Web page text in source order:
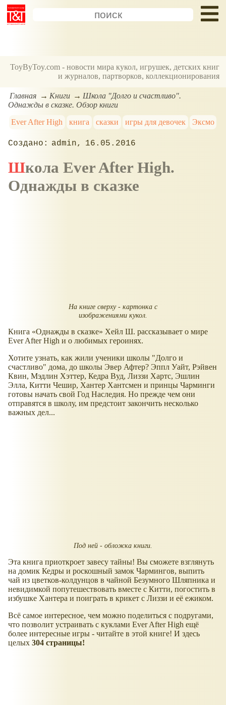
ToyByToy.com - новости мира кукол, игрушек, детских книг
и журналов, партворков, коллекционирования
Главная Книги
Школа "Долго и счастливо".
Однажды в сказке. Обзор книги
Ever After High
книга сказки игры для девочек Эксмо
admin 16.05.2016
Школа Ever After High.
Однажды в сказке
На книге сверху - картонка с
изображениями кукол.
Книга Однажды в сказке
Хейл Ш. рассказывает о мире
Ever After High и о любимых героинях.
Хотите узнать, как жили ученики школы "Долго и
счастливо" дома, до школы Эвер Афтер? Эппл Уайт, Рэйвен
Квин, Мэдлин Хэттер, Кедра Вуд, Лиззи Хартс, Эшлин
Элла, Китти Чешир, Хантер Хантсмен и принцы Чарминги
готовы начать свой Год Наследия. Но прежде чем они
отправятся в школу, им предстоит закончить несколько
важных дел...
Под ней - обложка книги.
Эта книга приоткроет завесу тайны! Вы сможете взглянуть
на домик Кедры и роскошный замок Чармингов, выпить
чай из цветков-колдунцов в чайной Безумного Шляпника и
невидимкой попутешествовать вместе с Китти, погостить в
избушке Хантера и поиграть в крикет с Лиззи и её ежиком.
Всё самое интересное, чем можно поделиться с подругами,
что позволит устраивать с куклами Ever After High ещё
более интересные игры - читайте в этой книге! И здесь
целых 304 страницы!